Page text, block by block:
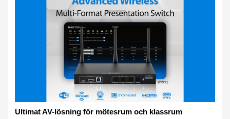
Ultimat AV-lösning för mötesrum och klassrum